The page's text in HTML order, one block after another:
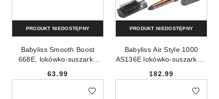
Babyliss Smooth Boost
668E, lokówko-suszarka
Cena:
63.99
PRODUKT NIEDOSTĘPNY
Babyliss Air Style 1000
AS136E lokówko-suszarka +
Cena:
182.99
PRODUKT NIEDOSTĘPNY